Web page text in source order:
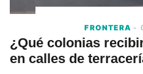
FRONTERA -
¿Qué colonias
en calles de